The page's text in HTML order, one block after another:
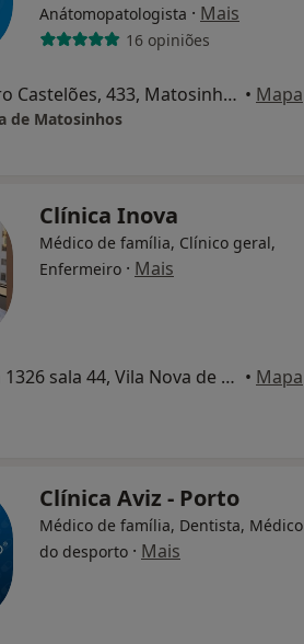
Anátomopatologista · Mais
16 opiniões
Rua de Álvaro Castelões, 433, Matosinhos • Mapa
de Matosinhos
Clínica Inova
Médico de família, Clínico geral,
Enfermeiro · Mais
Av república 1326 sala 44, Vila Nova de Gaia • Mapa
Clínica Aviz - Porto
Médico de família, Dentista, Médico
do desporto · Mais